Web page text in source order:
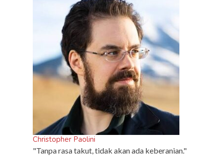
Christopher Paolini
"Tanpa rasa takut, tidak akan ada keberanian."